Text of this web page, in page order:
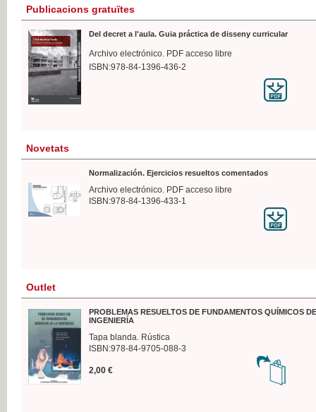
Publicacions gratuïtes
Del decret a l'aula. Guia práctica de disseny curricular
Archivo electrónico. PDF acceso libre
ISBN:978-84-1396-436-2
Novetats
Normalización. Ejercicios resueltos comentados
Archivo electrónico. PDF acceso libre
ISBN:978-84-1396-433-1
Outlet
PROBLEMAS RESUELTOS DE FUNDAMENTOS QUÍMICOS
INGENIERÍA
Tapa blanda. Rústica
ISBN:978-84-9705-088-3
2,00 €